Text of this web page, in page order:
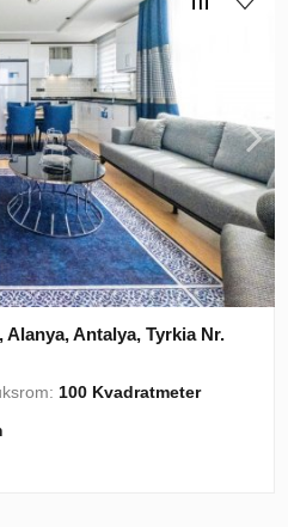
Antalya, Tyrkia Nr.
100 Kvadratmeter